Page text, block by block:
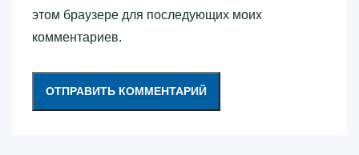
этом браузере для последующих моих
комментариев.